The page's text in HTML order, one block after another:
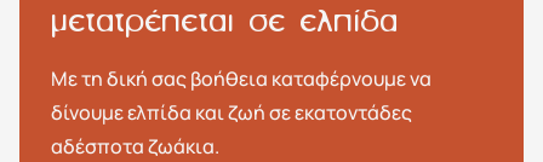
μετατρέπεται σε ελπίδα
Με τη δική σας βοήθεια καταφέρνουμε να
δίνουμε ελπίδα και ζωή σε εκατοντάδες
αδέσποτα ζωάκια.